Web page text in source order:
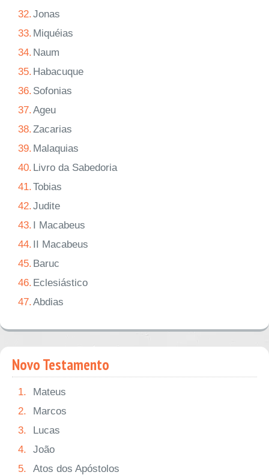
32.Jonas
33. Miquéias
34. Naum
35. Habacuque
36. Sofonias
37.Ageu
38.Zacarias
39. Malaquias
40. Livro da Sabedoria
41.Tobias
42.Judite
43. I Macabeus
44. II Macabeus
45. Baruc
46. Eclesiástico
47.Abdias
Novo Testamento
1.
Mateus
2.
Marcos
3.
Lucas
4.
João
5.
Atos dos Apóstolos